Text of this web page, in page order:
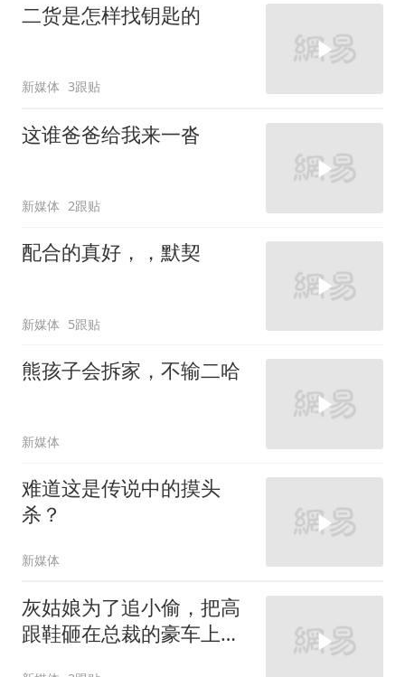
二货是怎样找钥匙的
新媒体 3跟贴
这谁爸爸给我来一沓
新媒体 2跟贴
配合的真好，，默契
新媒体 5跟贴
熊孩子会拆家，不输二哈
新媒体
难道这是传说中的摸头
杀？
新媒体
灰姑娘为了追小偷，把高
跟鞋砸在总裁的豪车上，